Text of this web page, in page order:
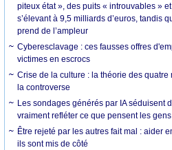
piteux état », des puits « introuvables »
s’élevant à 9,5 milliards d’euros, tandis
prend de l’ampleur
Cyberesclavage : ces fausses offres
victimes en escrocs
Crise de la culture : la théorie des
la controverse
Les sondages générés par IA séduisent
vraiment refléter ce que pensent les
Être rejeté par les autres fait mal : aider
ils sont mis de côté